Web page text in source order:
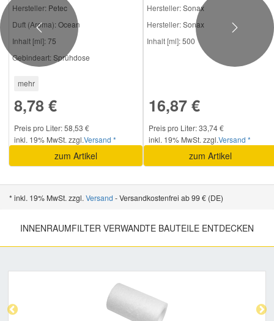
Hersteller: Petec
Duft (Aroma): Ocean
Inhalt [ml]: 75
Gebindeart: Sprühdose
mehr
8,78 €
Preis pro Liter: 58,53 €
inkl. 19% MwSt. zzgl.Versand *
zum Artikel
Hersteller: Sonax
Hersteller:Sonax
Inhalt [ml]:500
16,87 €
Preis pro Liter: 33,74 €
inkl. 19% MwSt. zzgl.Versand *
zum Artikel
Previous Next
* inkl. 19% MwSt. zzgl. Versand - Versandkostenfrei ab 99 € (DE)
INNENRAUMFILTER VERWANDTE BAUTEILE ENTDECKEN